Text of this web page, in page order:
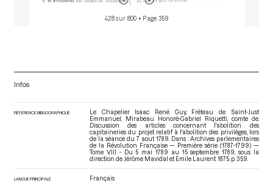
428 sur 800 • Page 359
Infos
RÉFÉRENCE BIBLIOGRAPHIQUE
Le Chapelier Isaac René Guy, Fréteau de Saint-Just
Emmanuel, Mirabeau Honoré-Gabriel Riquetti, comte de.
Discussion des articles concernant l'abolition des
capitaineries du projet relatif à l'abolition des privilèges, lors
de la séance du 7 aout 1789. Dans : Archives parlementaires
de la Révolution Française — Première série (1787-1799) —
Tome VIII - Du 5 mai 1789 au 15 septembre 1789
, sous la
direction de Jérôme Mavidal et Emile Laurent. 1875. p. 359.
LANGUE PRINCIPALE Français